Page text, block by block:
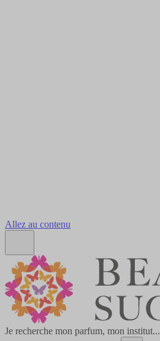
Allez au contenu
Je recherche mon parfum, mon institut...